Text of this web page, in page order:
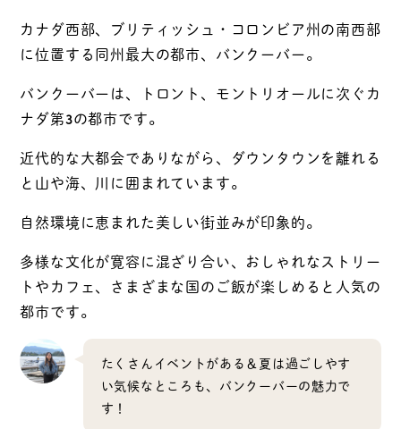
カナダ西部、ブリティッシュ・コロンビア州の南西部
に位置する同州最大の都市、バンクーバー。
バンクーバーは、トロント、モントリオールに次ぐカ
ナダ第3の都市です。
近代的な大都会でありながら、ダウンタウンを離れる
と山や海、川に囲まれています。
自然環境に恵まれた美しい街並みが印象的。
多様な文化が寛容に混ざり合い、おしゃれなストリー
トやカフェ、さまざまな国のご飯が楽しめると人気の
都市です。
たくさんイベントがある＆夏は過ごしやす
い気候なところも、バンクーバーの魅力で
す！